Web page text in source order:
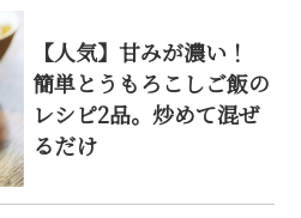
【人気】甘みが濃い！
簡単とうもろこしご飯の
レシピ2品。炒めて混ぜ
るだけ